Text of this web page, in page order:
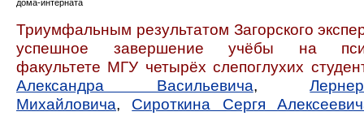
дома-интерната
Триумфальным результатом Загорского
успешное завершение учёбы на
факультете МГУ четырёх слепоглухих
Александра Васильевича,
Михайловича, Сироткина Сергя